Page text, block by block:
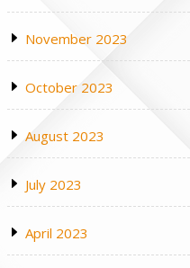
November 2023
October 2023
August 2023
July 2023
April 2023